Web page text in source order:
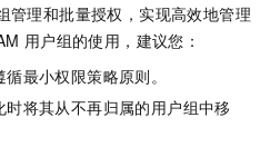
管理和批量授权，实现高效地管理
用户组的使用，建议您：
最小权限策略原则。
时将其从不再归属的用户组中移